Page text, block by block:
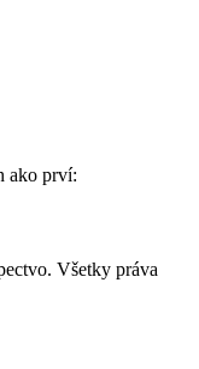
ako prví:
Všetky práva